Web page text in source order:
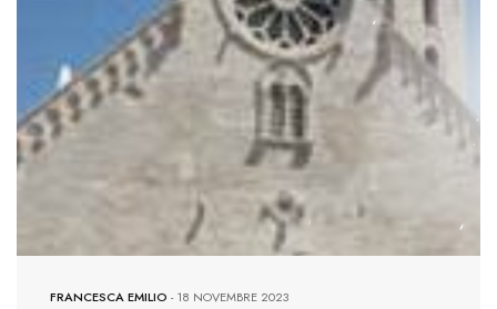
FRANCESCA EMILIO -18 NOVEMBRE 2023